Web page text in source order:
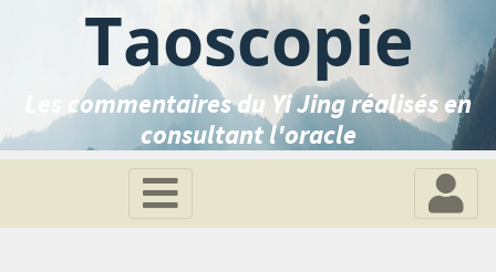
Taoscopie
Les commentaires du Yi Jing réalisés en
consultant l'oracle